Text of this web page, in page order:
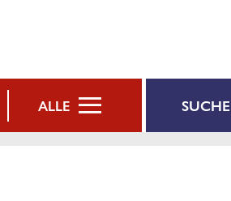
SUCHE
ALLE